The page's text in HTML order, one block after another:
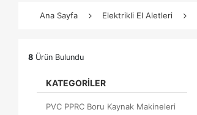
Ana Sayfa Elektrikli El Aletleri
8 Ürün Bulundu
KATEGORİLER
PVC PPRC Boru Kaynak Makineleri